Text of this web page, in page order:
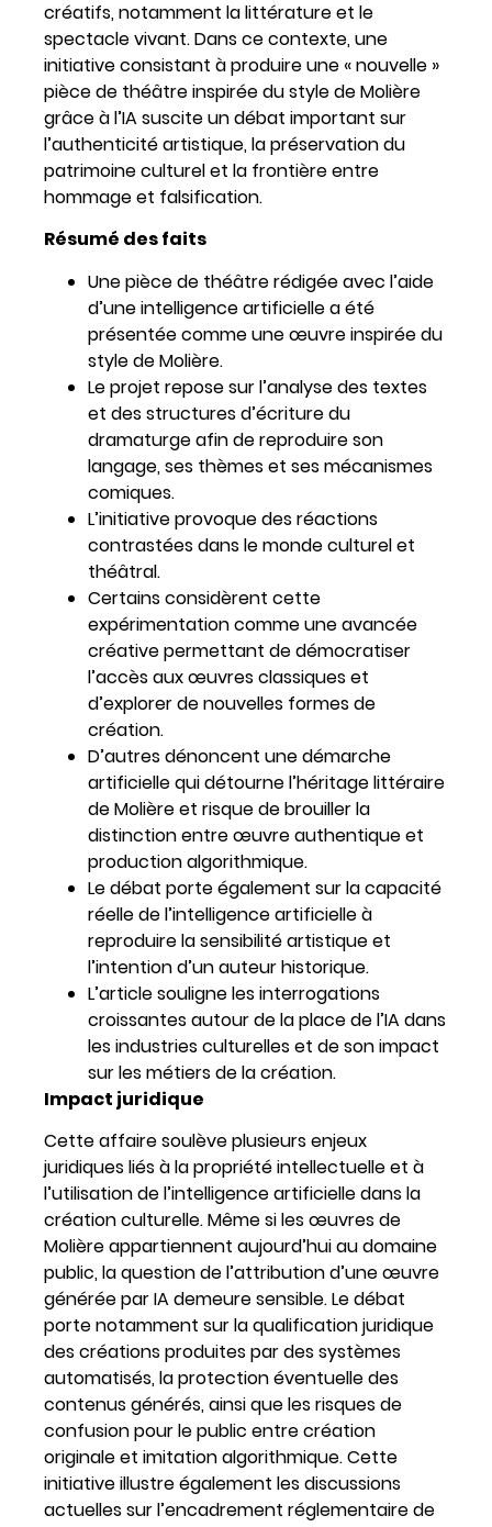
créatifs, notamment la littérature et le
spectacle vivant. Dans ce contexte, une
initiative consistant à produire une « nouvelle »
pièce de théâtre inspirée du style de Molière
grâce à l’IA suscite un débat important sur
l’authenticité artistique, la préservation du
patrimoine culturel et la frontière entre
hommage et falsification.
Résumé des faits
Une pièce de théâtre rédigée avec l’aide
d’une intelligence artificielle a été
présentée comme une œuvre inspirée du
style de Molière.
Le projet repose sur l’analyse des textes
et des structures d’écriture du
dramaturge afin de reproduire son
langage, ses thèmes et ses mécanismes
comiques.
L’initiative provoque des réactions
contrastées dans le monde culturel et
théâtral.
Certains considèrent cette
expérimentation comme une avancée
créative permettant de démocratiser
l’accès aux œuvres classiques et
d’explorer de nouvelles formes de
création.
D’autres dénoncent une démarche
artificielle qui détourne l’héritage littéraire
de Molière et risque de brouiller la
distinction entre œuvre authentique et
production algorithmique.
Le débat porte également sur la capacité
réelle de l’intelligence artificielle à
reproduire la sensibilité artistique et
l’intention d’un auteur historique.
L’article souligne les interrogations
croissantes autour de la place de l’IA dans
les industries culturelles et de son impact
sur les métiers de la création.
Impact juridique
Cette affaire soulève plusieurs enjeux
juridiques liés à la propriété intellectuelle et à
l’utilisation de l’intelligence artificielle dans la
création culturelle. Même si les œuvres de
Molière appartiennent aujourd’hui au domaine
public, la question de l’attribution d’une œuvre
générée par IA demeure sensible. Le débat
porte notamment sur la qualification juridique
des créations produites par des systèmes
automatisés, la protection éventuelle des
contenus générés, ainsi que les risques de
confusion pour le public entre création
originale et imitation algorithmique. Cette
initiative illustre également les discussions
actuelles sur l’encadrement réglementaire de